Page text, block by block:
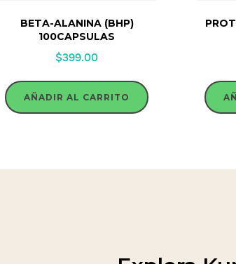
BETA-ALANINA (BHP)
100CAPSULAS
$399.00
AÑADIR AL CARRITO